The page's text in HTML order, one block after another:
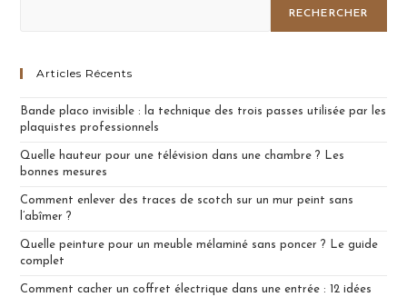
RECHERCHER
Articles Récents
Bande placo invisible : la technique des trois passes utilisée par les
plaquistes professionnels
Quelle hauteur pour une télévision dans une chambre ? Les
bonnes mesures
Comment enlever des traces de scotch sur un mur peint sans
l’abîmer ?
Quelle peinture pour un meuble mélaminé sans poncer ? Le guide
complet
Comment cacher un coffret électrique dans une entrée : 12 idées